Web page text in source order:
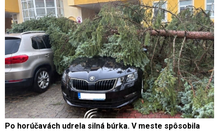
Po horúčavách udrela silná búrka. V meste spôsobila